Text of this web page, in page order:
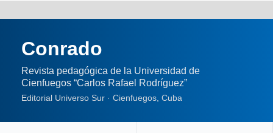
Conrado
Revista pedagógica de la Universidad de
Cienfuegos “Carlos Rafael Rodríguez”
Editorial Universo Sur · Cienfuegos, Cuba